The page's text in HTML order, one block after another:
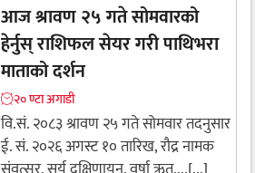
आज श्रावण २५ गते सोमवारको
हेर्नुस् राशिफल सेयर गरी पाथिभरा
माताको दर्शन
२० ण्टा अगाडी
वि.सं. २०८३ श्रावण २५ गते सोमवार तदनुसार
ई. सं. २०२६ अगस्ट १० तारिख, रौद्र नामक